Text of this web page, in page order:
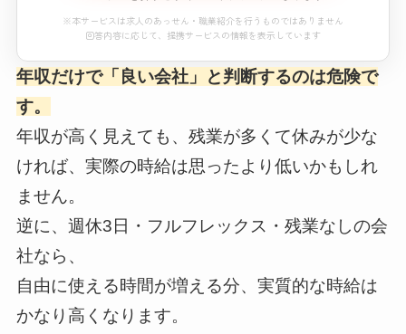
※本サービスは求人のあっせん・職業紹介を行うものではありません
回答内容に応じて、提携サービスの情報を表示しています
おすすめエージェント診断
読み込み中...
回答内容に応じて、提携サービスの情報を表示しています
年収だけで「良い会社」と判断するのは危険で
す。
年収が高く見えても、残業が多くて休みが少な
ければ、実際の時給は思ったより低いかもしれ
ません。
逆に、週休3日・フルフレックス・残業なしの会
社なら、
自由に使える時間が増える分、実質的な時給は
かなり高くなります。